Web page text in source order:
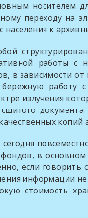
переходу на
населения к
работы
в зависимости
бережную
излучения
документа
повсеместно
в
если
информации
стоимость